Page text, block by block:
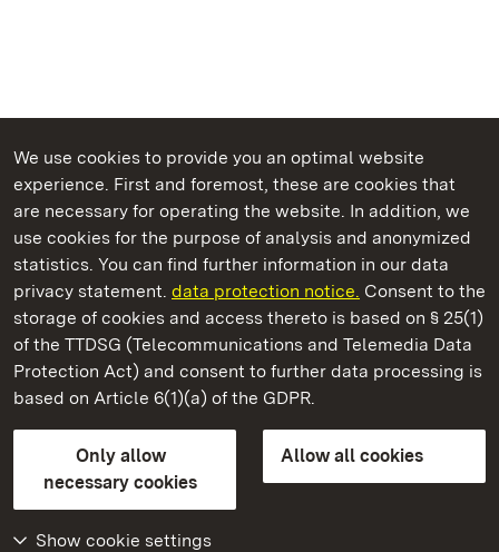
We use cookies to provide you an optimal website
experience. First and foremost, these are cookies that
are necessary for operating the website. In addition, we
use cookies for the purpose of analysis and anonymized
statistics. You can find further information in our data
privacy statement. data protection notice. Consent to the
storage of cookies and access thereto is based on § 25(1)
of the TTDSG (Telecommunications and Telemedia Data
Protection Act) and consent to further data processing is
based on Article 6(1)(a) of the GDPR.
Only allow
necessary cookies
Allow all cookies
Show cookie settings
State Palaces and Gardens of Baden-Wuerttemberg
Meersburg New Palace
State Palaces and Gardens of Baden-Wuerttemberg
ContactFAQMasthead
Declaration on barrier-free access
BITV-konform (geprüfte Seiten)